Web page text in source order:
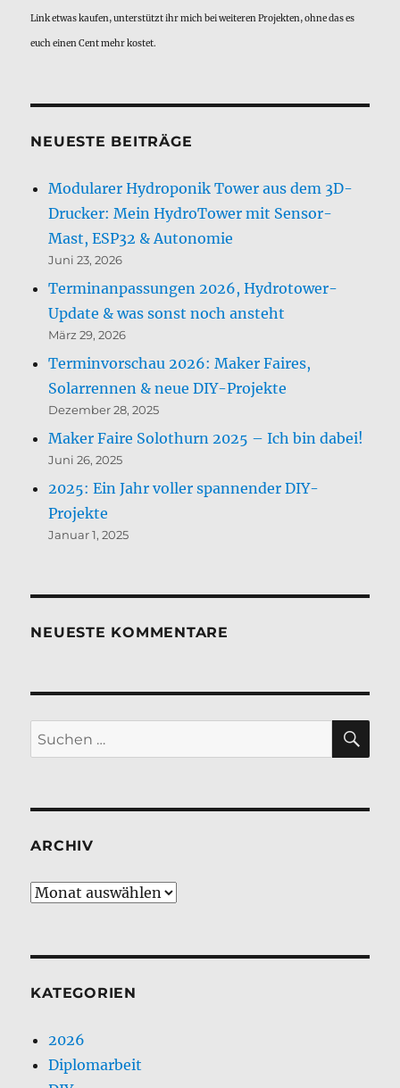
Link etwas kaufen, unterstützt ihr mich bei weiteren Projekten, ohne das es
euch einen Cent mehr kostet.
NEUESTE BEITRÄGE
Modularer Hydroponik Tower aus dem 3D-
Drucker: Mein HydroTower mit Sensor-
Mast, ESP32 & Autonomie
Juni 23, 2026
Terminanpassungen 2026, Hydrotower-
Update & was sonst noch ansteht
März 29, 2026
Terminvorschau 2026: Maker Faires,
Solarrennen & neue DIY-Projekte
Dezember 28, 2025
Maker Faire Solothurn 2025 – Ich bin dabei!
Juni 26, 2025
2025: Ein Jahr voller spannender DIY-
Projekte
Januar 1, 2025
NEUESTE KOMMENTARE
Suchen
nach:
ARCHIV
Archiv
KATEGORIEN
2026
Diplomarbeit